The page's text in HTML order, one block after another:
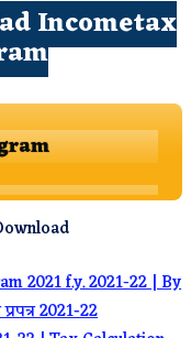
Incometax
2021 f.y. 2021-22 | By
2021-22